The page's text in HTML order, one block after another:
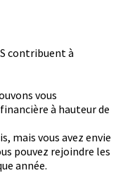
contribuent à
vous
à hauteur de
mais vous avez envie
pouvez rejoindre les
année.